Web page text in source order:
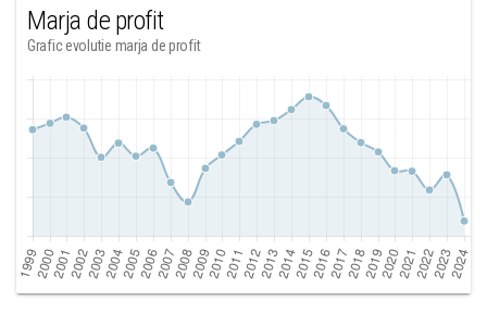
Marja de profit
Grafic evolutie marja de profit